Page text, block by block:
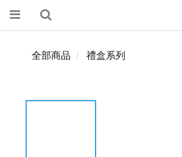
全部商品 禮盒系列